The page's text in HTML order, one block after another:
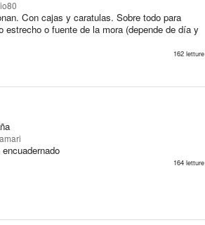
Con cajas y caratulas. Sobre todo para
estrecho o fuente de la mora (depende de día y
162 letture
164 letture